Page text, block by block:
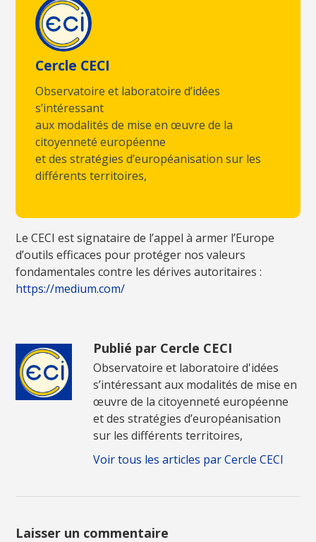
Cercle CECI
Observatoire et laboratoire d’idées
s’intéressant
aux modalités de mise en œuvre de la
citoyenneté européenne
et des stratégies d’européanisation sur les
différents territoires,
Le CECI est signataire de l’appel à armer l’Europe
d’outils efficaces pour protéger nos valeurs
fondamentales contre les dérives autoritaires :
https://medium.com/
Publié par Cercle CECI
Observatoire et laboratoire d'idées
s’intéressant aux modalités de mise en
œuvre de la citoyenneté européenne
et des stratégies d’européanisation
sur les différents territoires,
Voir tous les articles par Cercle CECI
Laisser un commentaire